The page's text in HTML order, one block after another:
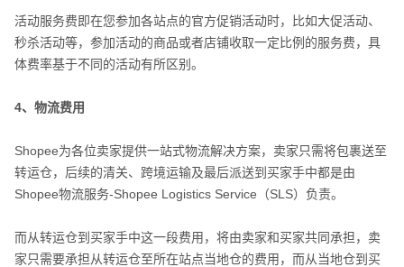
活动服务费即在您参加各站点的官方促销活动时，比如大促活动、
秒杀活动等，参加活动的商品或者店铺收取一定比例的服务费，具
体费率基于不同的活动有所区别。
4、物流费用
Shopee为各位卖家提供一站式物流解决方案，卖家只需将包裹送至
转运仓，后续的清关、跨境运输及最后派送到买家手中都是由
Shopee物流服务-Shopee Logistics Service（SLS）负责。
而从转运仓到买家手中这一段费用，将由卖家和买家共同承担，卖
家只需要承担从转运仓至所在站点当地仓的费用，而从当地仓到买